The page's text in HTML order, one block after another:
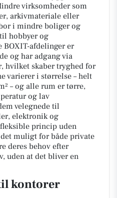
virksomheder som
arkivmateriale eller
i mindre boliger og
hobbyer og
afdelinger er
og har adgang via
hvilket skaber tryghed for
varierer i størrelse – helt
– og alle rum er tørre,
og lav
velegnede til
elektronik og
princip uden
muligt for både private
deres behov efter
uden at det bliver en
kontorer